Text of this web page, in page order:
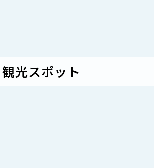
観光スポット